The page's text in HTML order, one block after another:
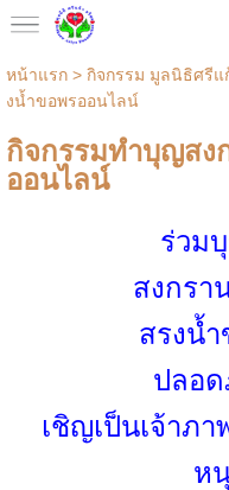
หน้าแรก> กิจกรรม มูลนิธิศรีแ
งน้ำขอพรออนไลน์
กิจกรรมทำบุญสง
ออนไลน์
ร่วม
สงกรา
สรงน้
ปลอ
เชิญเป็นเจ้าภา
ห